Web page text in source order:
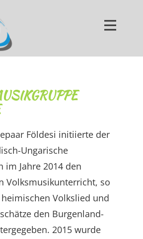
Földesi initiierte der
Ungarische
im Jahre 2014 den
Volksmusikunterricht, so
Volkslied und
den Burgenland-
2015 wurde